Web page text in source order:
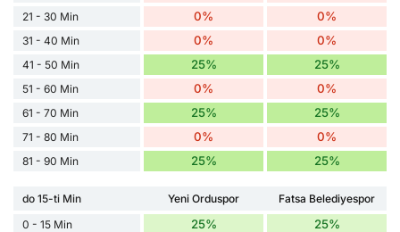
21 - 30 Min 0% 0%
31 - 40 Min 0% 0%
41 - 50 Min 25% 25%
51 - 60 Min 0% 0%
61 - 70 Min 25% 25%
71 - 80 Min 0% 0%
81 - 90 Min 25% 25%
do 15-ti Min Yeni Orduspor
Fatsa Belediyespor
0 - 15 Min
25% 25%